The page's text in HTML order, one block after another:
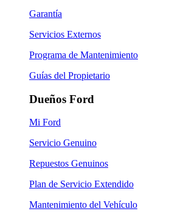
Garantía
Servicios Externos
Programa de Mantenimiento
Guías del Propietario
Dueños Ford
Mi Ford
Servicio Genuino
Repuestos Genuinos
Plan de Servicio Extendido
Mantenimiento del Vehículo